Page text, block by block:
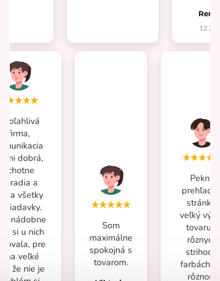
firma,
dobrá,
ochotne
poradia a
všetky
nádobne
si u nich
pre
veľké
že nie je
Som
maximálne
spokojná s
tovarom.
Pekná
stránka,
veľký
tovaru v
rôznych
strihoch,
farbách a
rôznom